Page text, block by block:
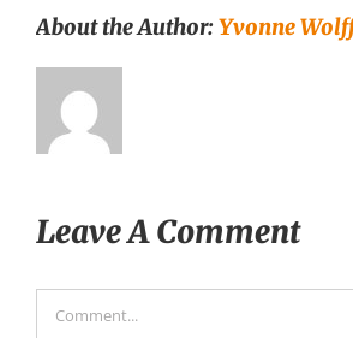
About the Author:Yvonne
Leave A Comment